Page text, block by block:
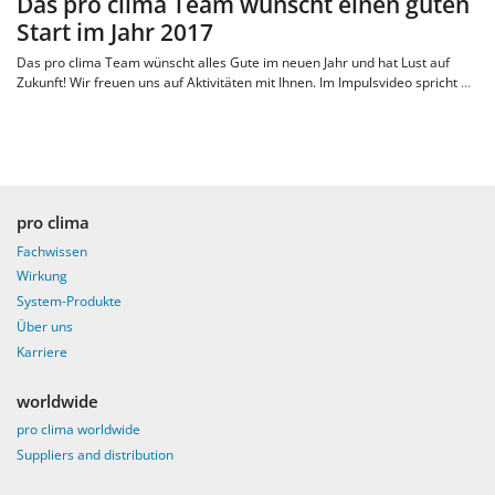
Start im Jahr 2017
Das pro clima Team wünscht alles Gute im neuen Jahr und hat Lust auf
Zukunft! Wir freuen uns auf Aktivitäten mit Ihnen. Im Impulsvideo spricht …
pro clima
Fachwissen
Wirkung
System-Produkte
Über uns
Karriere
worldwide
pro clima worldwide
Suppliers and distribution